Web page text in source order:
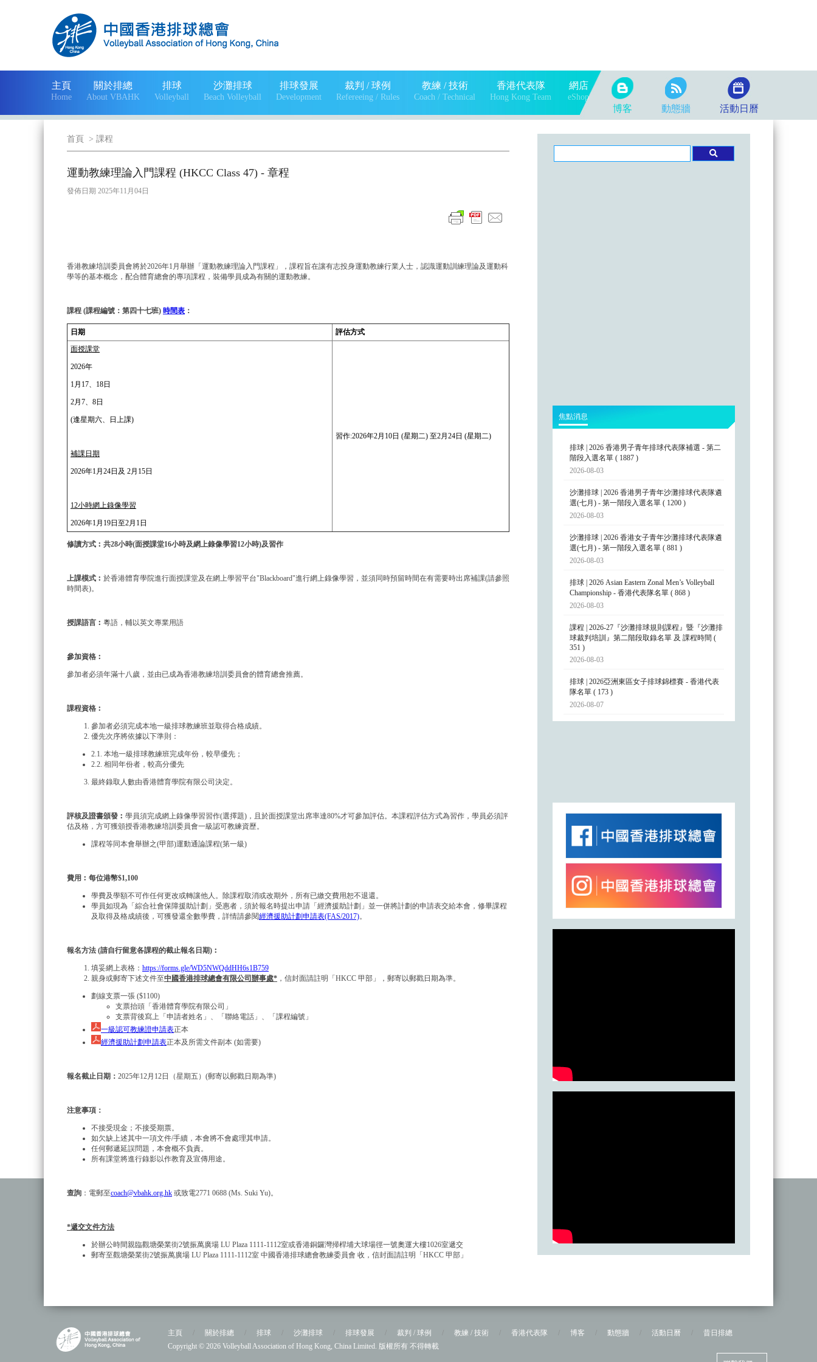
主頁
Home
關於排總
About VBAHK
排球
Volleyball
沙灘排球
Beach Volleyball
排球發展
Development
裁判 / 球例
Refereeing / Rules
教練 / 技術
Coach / Technical
香港代表隊
Hong Kong Team
網店
eShop
博客 動態牆 活動日曆
首頁 > 課程
運動教練理論入門課程 (HKCC Class 47) - 章程
發佈日期 2025年11月04日
香港教練培訓委員會將於2026年1月舉辦「運動教練理論入門課程」，課程旨在讓有志投身運動教練行業人士，認識運動訓練理論及運動科
學等的基本概念，配合體育總會的專項課程，裝備學員成為有關的運動教練。
課程 (課程編號：第四十七班) 時間表 ：
日期
評估方式
面授課堂
2026年
1月17、18日
2月7、8日
(逢星期六、日上課)
補課日期
2026年1月24日及 2月15日
12小時網上錄像學習
2026年1月19日至2月1日
習作:2026年2月10日 (星期二) 至2月24日 (星期二)
修讀方式︰共28小時(面授課堂16小時及網上錄像學習12小時)及習作
上課模式︰ 於香港體育學院進行面授課堂及在網上學習平台"Blackboard"進行網上錄像學習，並須同時預留時間在有需要時出席補課(請參照
時間表)。
授課語言︰ 粵語，輔以英文專業用語
參加資格︰
參加者必須年滿十八歲，並由已成為香港教練培訓委員會的體育總會推薦。
課程資格︰
參加者必須完成本地一級排球教練班並取得合格成績。
優先次序將依據以下準則：
2.1. 本地一級排球教練班完成年份，較早優先；
2.2. 相同年份者，較高分優先
最終錄取人數由香港體育學院有限公司決定。
評核及證書頒發︰ 學員須完成網上錄像學習習作(選擇題)，且於面授課堂出席率達80%才可參加評估。本課程評估方式為習作，學員必須評
估及格，方可獲頒授香港教練培訓委員會一級認可教練資歷。
課程等同本會舉辦之(甲部)運動通論課程(第一級)
費用︰每位港幣$1,100
學費及學額不可作任何更改或轉讓他人。除課程取消或改期外，所有已繳交費用恕不退還。
學員如現為「綜合社會保障援助計劃」受惠者，須於報名時提出申請「經濟援助計劃」並一併將計劃的申請表交給本會，修畢課程
及取得及格成績後，可獲發還全數學費，詳情請參閱經濟援助計劃申請表(FAS/2017)。
報名方法 (請自行留意各課程的截止報名日期)︰
填妥網上表格： https://forms.gle/WD5NWQddHH6s1B759
親身或郵寄下述文件至中國香港排球總會有限公司辦事處* ，信封面請註明「HKCC 甲部」，郵寄以郵戳日期為準。
劃線支票一張 ($1100)
支票抬頭「香港體育學院有限公司」
支票背後寫上「申請者姓名」、「聯絡電話」、「課程編號」
一級認可教練證申請表正本
經濟援助計劃申請表正本及所需文件副本 (如需要)
報名截止日期： 2025年12月12日（星期五）(郵寄以郵戳日期為準)
注意事項：
不接受現金；不接受期票。
如欠缺上述其中一項文件/手續，本會將不會處理其申請。
任何郵遞延誤問題，本會概不負責。
所有課堂將進行錄影以作教育及宣傳用途。
查詢 ：電郵至coach@vbahk.org.hk 或致電2771 0688 (Ms. Suki Yu)。
*遞交文件方法
於辦公時間親臨觀塘榮業街2號振萬廣場 LU Plaza 1111-1112室或香港銅鑼灣掃桿埔大球場徑一號奧運大樓1026室遞交
郵寄至觀塘榮業街2號振萬廣場 LU Plaza 1111-1112室 中國香港排球總會教練委員會 收，信封面請註明「HKCC 甲部」
焦點消息
排球 | 2026 香港男子青年排球代表隊補選 - 第二
階段入選名單 ( 1887 )
2026-08-03
沙灘排球 | 2026 香港男子青年沙灘排球代表隊遴
選(七月) - 第一階段入選名單 ( 1200 )
2026-08-03
沙灘排球 | 2026 香港女子青年沙灘排球代表隊遴
選(七月) - 第一階段入選名單 ( 881 )
2026-08-03
排球 | 2026 Asian Eastern Zonal Men’s Volleyball
Championship - 香港代表隊名單 ( 868 )
2026-08-03
課程 | 2026-27『沙灘排球規則課程』暨『沙灘排
球裁判培訓』第二階段取錄名單 及 課程時間 (
351 )
2026-08-03
排球 | 2026亞洲東區女子排球錦標賽 - 香港代表
隊名單 ( 173 )
2026-08-07
主頁 關於排總 排球 沙灘排球 排球發展 裁判 / 球例 教練 / 技術 香港代表隊 博客 動態牆 活動日曆
昔日排總
Copyright © 2026 Volleyball Association of Hong Kong, China Limited. 版權所有 不得轉載